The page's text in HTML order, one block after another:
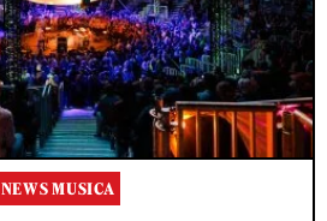
NEWS MUSICA